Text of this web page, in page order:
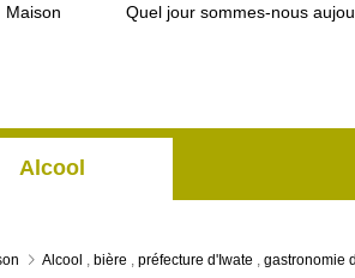
Maison Quel jour sommes-nous
Alcool
Alcool , bière , préfecture d'Iwate , gastronomie